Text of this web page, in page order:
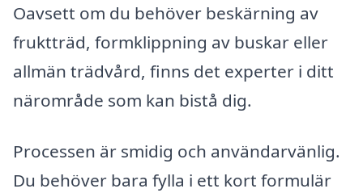
Oavsett om du behöver beskärning av
fruktträd, formklippning av buskar eller
allmän trädvård, finns det experter i ditt
närområde som kan bistå dig.
Processen är smidig och användarvänlig.
Du behöver bara fylla i ett kort formulär